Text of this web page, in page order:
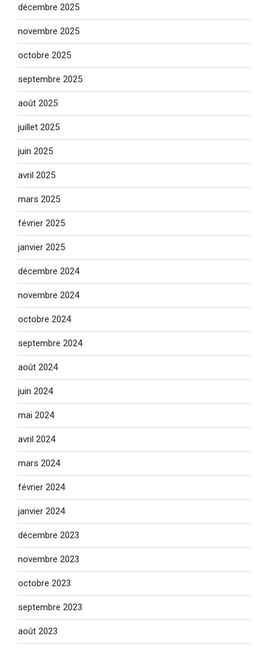
décembre 2025
novembre 2025
octobre 2025
septembre 2025
août 2025
juillet 2025
juin 2025
avril 2025
mars 2025
février 2025
janvier 2025
décembre 2024
novembre 2024
octobre 2024
septembre 2024
août 2024
juin 2024
mai 2024
avril 2024
mars 2024
février 2024
janvier 2024
décembre 2023
novembre 2023
octobre 2023
septembre 2023
août 2023